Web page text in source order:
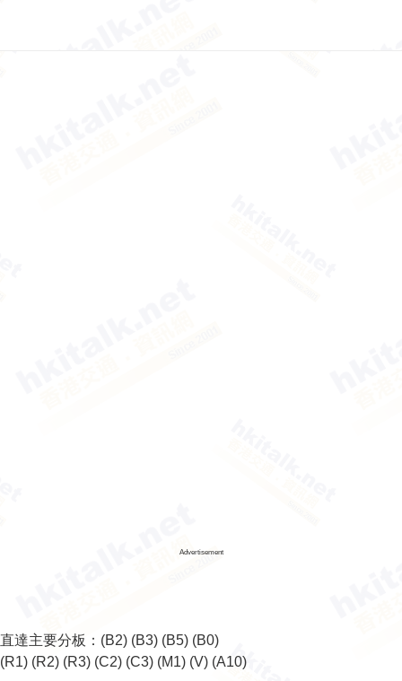
Advertisement
直達主要分板： (B2) (B3) (B5) (B0)
(R1) (R2) (R3) (C2) (C3) (M1) (V) (A10)